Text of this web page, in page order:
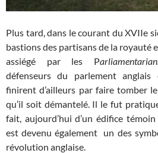
Plus tard, dans le courant du XVIIe
bastions des partisans de la royauté
assiégé par les P
défenseurs du parlement
finirent d’ailleurs par faire tomber
qu’il soit démantelé. Il le fut
fait, aujourd’hui d’un édifice
est devenu également un des
révolution anglaise.